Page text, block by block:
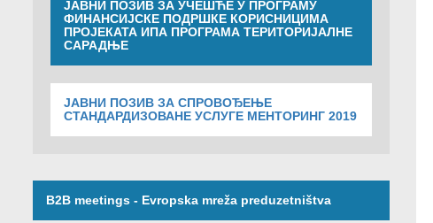
ЈАВНИ ПОЗИВ ЗА УЧЕШЋЕ У ПРОГРАМУ
ФИНАНСИЈСКЕ ПОДРШКЕ КОРИСНИЦИМА
ПРОЈЕКАТА ИПА ПРОГРАМА ТЕРИТОРИЈАЛНЕ
САРАДЊЕ
ЈАВНИ ПОЗИВ ЗА СПРОВОЂЕЊЕ
СТАНДАРДИЗОВАНЕ УСЛУГЕ МЕНТОРИНГ 2019
B2B meetings - Evropska mreža preduzetništva